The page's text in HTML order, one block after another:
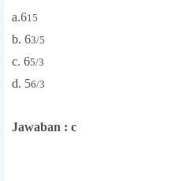
a.615
b. 63/5
c. 65/3
d. 56/3
Jawaban : c